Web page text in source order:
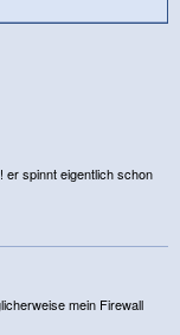
er spinnt eigentlich schon
mein Firewall